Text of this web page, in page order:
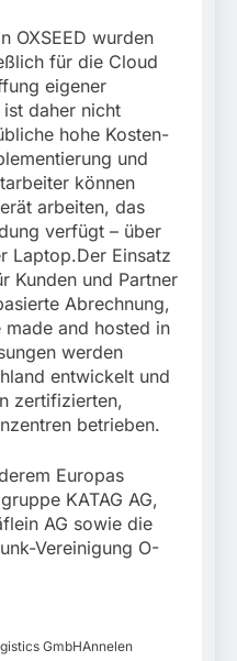
OXSEED wurden
für die Cloud
eigener
daher nicht
hohe Kosten-
und
können
arbeiten, das
verfügt – über
Laptop.Der Einsatz
Kunden und Partner
Abrechnung,
made and hosted in
werden
entwickelt und
zertifizierten,
betrieben.
Europas
KATAG AG,
AG sowie die
Vereinigung O-
GmbHAnnelen